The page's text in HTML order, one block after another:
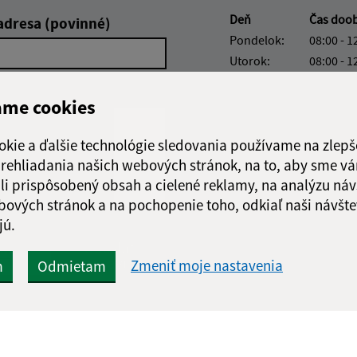
cookies
a ďalšie technológie sledovania používame na
našich webových stránok, na to, aby sme
prispôsobený obsah a cielené reklamy, na analýzu
stránok a na pochopenie toho, odkiaľ naši
Odmietam Zmeniť moje nastavenia
(povinné)
Odoslať
správu
Deň Čas
Pondelok:
08:00 -
Utorok:
08:00 -
Obedňajšia